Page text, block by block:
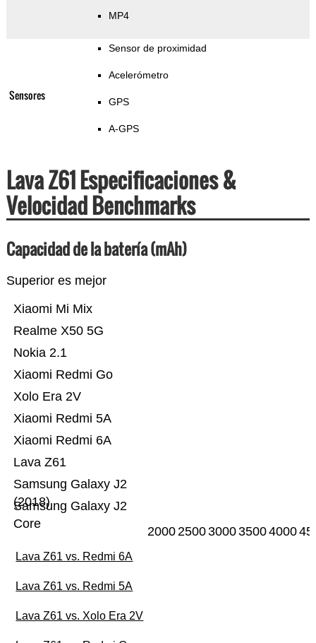
MP4
Sensores
Sensor de proximidad
Acelerómetro
GPS
A-GPS
Lava Z61 Especificaciones &
Velocidad Benchmarks
Capacidad de la batería (mAh)
Superior es mejor
Samsung Galaxy J2
Core
Samsung Galaxy J2
(2018)
Lava Z61
Xiaomi Redmi 6A
Xiaomi Redmi 5A
Xolo Era 2V
Xiaomi Redmi Go
Nokia 2.1
Realme X50 5G
Xiaomi Mi Mix
20002500300035004000
Lava Z61 vs. Redmi 6A
Lava Z61 vs. Redmi 5A
Lava Z61 vs. Xolo Era 2V